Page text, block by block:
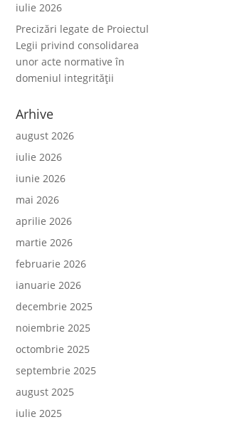
iulie 2026
Precizări legate de Proiectul
Legii privind consolidarea
unor acte normative în
domeniul integrității
Arhive
august 2026
iulie 2026
iunie 2026
mai 2026
aprilie 2026
martie 2026
februarie 2026
ianuarie 2026
decembrie 2025
noiembrie 2025
octombrie 2025
septembrie 2025
august 2025
iulie 2025